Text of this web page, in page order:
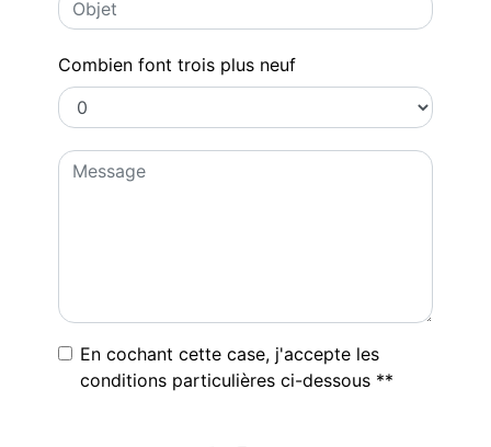
Combien font trois plus neuf
En cochant cette case, j'accepte les
conditions particulières ci-dessous **